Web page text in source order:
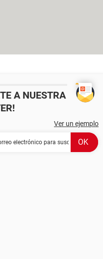
A NUESTRA
Ver un ejemplo